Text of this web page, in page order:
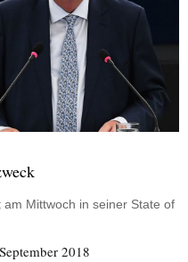
Mittwoch in seiner State of
2018